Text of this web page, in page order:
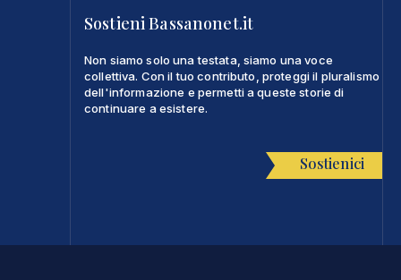
Sostieni Bassanonet.it
Non siamo solo una testata, siamo una voce
collettiva. Con il tuo contributo, proteggi il pluralismo
dell'informazione e permetti a queste storie di
continuare a esistere.
Sostienici